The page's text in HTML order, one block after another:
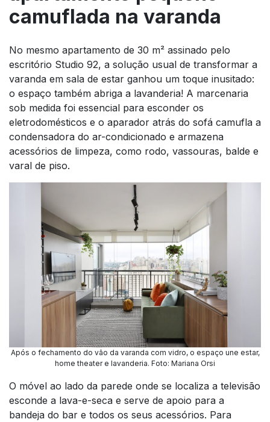
camuflada na varanda
No mesmo apartamento de 30 m² assinado pelo
escritório Studio 92, a solução usual de transformar a
varanda em sala de estar ganhou um toque inusitado:
o espaço também abriga a lavanderia! A marcenaria
sob medida foi essencial para esconder os
eletrodomésticos e o aparador atrás do sofá camufla a
condensadora do ar-condicionado e armazena
acessórios de limpeza, como rodo, vassouras, balde e
varal de piso.
Após o fechamento do vão da varanda com vidro, o espaço une estar,
home theater e lavanderia. Foto: Mariana Orsi
O móvel ao lado da parede onde se localiza a televisão
esconde a lava-e-seca e serve de apoio para a
bandeja do bar e todos os seus acessórios. Para